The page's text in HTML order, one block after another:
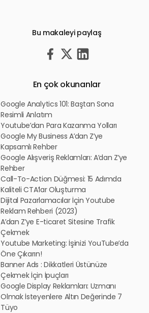
Bu makaleyi paylaş
En çok okunanlar
Google Analytics 101: Baştan Sona
Resimli Anlatım
Youtube’dan Para Kazanma Yolları
Google My Business A’dan Z’ye
Kapsamlı Rehber
Google Alışveriş Reklamları: A’dan Z’ye
Rehber
Call-To-Action Düğmesi: 15 Adımda
Kaliteli CTA’lar Oluşturma
Dijital Pazarlamacılar İçin Youtube
Reklam Rehberi (2023)
A’dan Z’ye E-ticaret Sitesine Trafik
Çekmek
Youtube Marketing: İşinizi YouTube’da
Öne Çıkarın!
Banner Ads : Dikkatleri Üstünüze
Çekmek İçin İpuçları
Google Display Reklamları: Uzmanı
Olmak İsteyenlere Altın Değerinde 7
Tüyo